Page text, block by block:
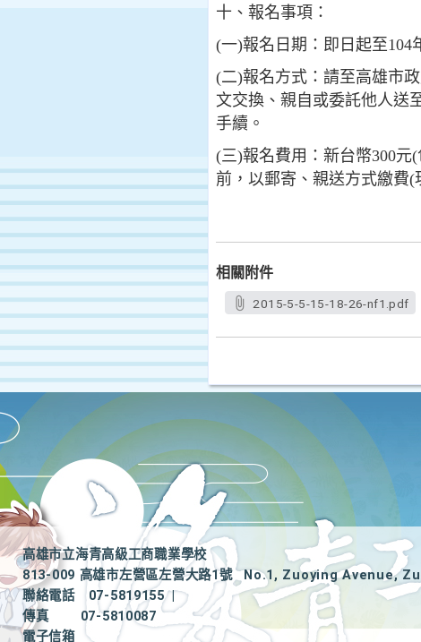
十、報名事項：
(一)報名日期：即日起至104
(二)報名方式：請至高雄市
文交換、親自或委託他人送
手續。
(三)報名費用：新台幣300元
前，以郵寄、親送方式繳費(
相關附件
2015-5-5-15-18-26-nf1.pdf
高雄市立海青高級工商職業學校
813-009 高雄市左營區左營大路1號
No.1, Zuoying Avenue,
聯絡電話
07-5819155
|
傳真
07-5810087
電子信箱